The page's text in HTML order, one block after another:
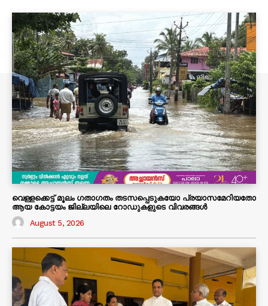
വെള്ളക്കെട്ട് മൂലം ഗതാഗതം തടസപ്പെടുകയോ പ്രയാസമേറിയതോ
ആയ കോട്ടയം ജില്ലയിലെ റോഡുകളുടെ വിവരങ്ങൾ
August 5, 2026